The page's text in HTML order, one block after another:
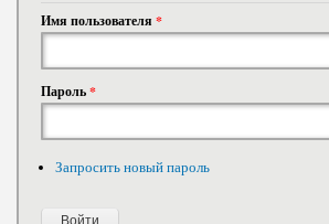
Имя пользователя *
Пароль*
Запросить новый пароль